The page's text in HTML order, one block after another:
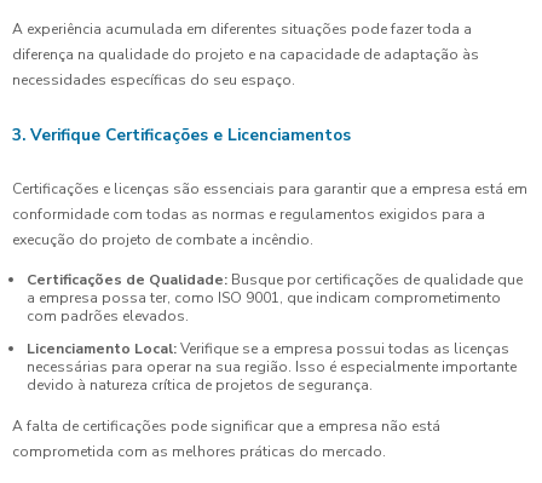
A experiência acumulada em diferentes situações pode fazer toda a
diferença na qualidade do projeto e na capacidade de adaptação às
necessidades específicas do seu espaço.
3. Verifique Certificações e Licenciamentos
Certificações e licenças são essenciais para garantir que a empresa está em
conformidade com todas as normas e regulamentos exigidos para a
execução do projeto de combate a incêndio.
Certificações de Qualidade: Busque por certificações de qualidade que
a empresa possa ter, como ISO 9001, que indicam comprometimento
com padrões elevados.
Licenciamento Local:Verifique se a empresa possui todas as licenças
necessárias para operar na sua região. Isso é especialmente importante
devido à natureza crítica de projetos de segurança.
A falta de certificações pode significar que a empresa não está
comprometida com as melhores práticas do mercado.